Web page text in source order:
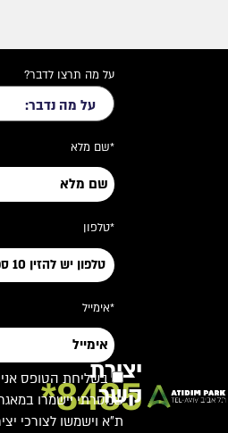
8485*
יצירת
קשר
על מה תרצו לדבר?
*שם מלא
*טלפון
*אימייל
בשליחת הטופס
שמסרתי יישמרו
ת"א וישמשו לצורכי